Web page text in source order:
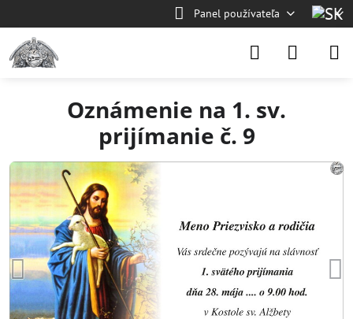
Panel používateľa
Oznámenie na 1. sv.
prijímanie č. 9